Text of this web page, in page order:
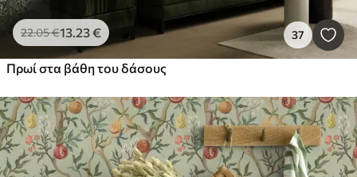
22.05€13.23€ 37
Πρωί στα βάθη του δάσους